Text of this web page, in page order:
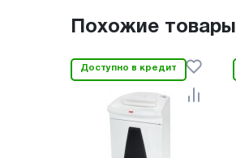
Похожие товары
Доступно в кредит